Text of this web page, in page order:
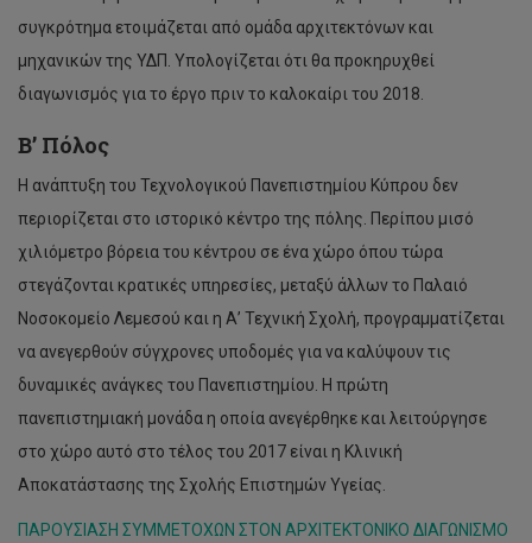
Χαράλαμπος Βουνιώτης
Κυριάκος Αλλαγιώτης
συγκρότημα ετοιμάζεται από ομάδα αρχιτεκτόνων και
μηχανικών της ΥΔΠ. Υπολογίζεται ότι θα προκηρυχθεί
διαγωνισμός για το έργο πριν το καλοκαίρι του 2018.
Β’ Πόλος
Η ανάπτυξη του Τεχνολογικού Πανεπιστημίου Κύπρου δεν
περιορίζεται στο ιστορικό κέντρο της πόλης. Περίπου μισό
χιλιόμετρο βόρεια του κέντρου σε ένα χώρο όπου τώρα
στεγάζονται κρατικές υπηρεσίες, μεταξύ άλλων το Παλαιό
Νοσοκομείο Λεμεσού και η Α’ Τεχνική Σχολή, προγραμματίζεται
να ανεγερθούν σύγχρονες υποδομές για να καλύψουν τις
δυναμικές ανάγκες του Πανεπιστημίου. Η πρώτη
πανεπιστημιακή μονάδα η οποία ανεγέρθηκε και λειτούργησε
στο χώρο αυτό στο τέλος του 2017 είναι η Κλινική
Αποκατάστασης της Σχολής Επιστημών Υγείας.
ΠΑΡΟΥΣΙΑΣΗ ΣΥΜΜΕΤΟΧΩΝ ΣΤΟΝ ΑΡΧΙΤΕΚΤΟΝΙΚΟ ΔΙΑΓΩΝΙΣΜΟ